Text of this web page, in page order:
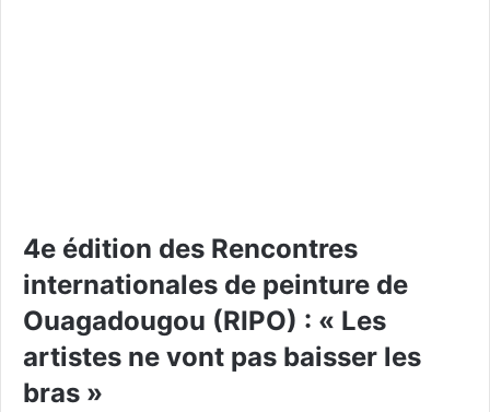
4e édition des Rencontres
internationales de peinture de
Ouagadougou (RIPO) : « Les
artistes ne vont pas baisser les
bras »